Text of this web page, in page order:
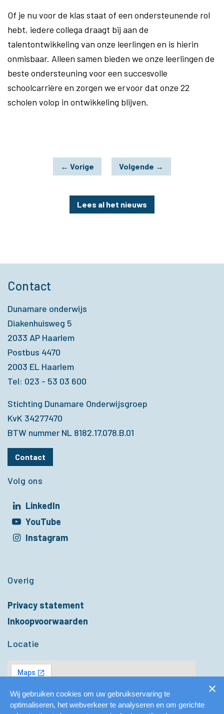
Of je nu voor de klas staat of een ondersteunende rol
hebt, iedere collega draagt bij aan de
talentontwikkeling van onze leerlingen en is hierin
onmisbaar. Alleen samen bieden we onze leerlingen de
beste ondersteuning voor een succesvolle
schoolcarrière en zorgen we ervoor dat onze 22
scholen volop in ontwikkeling blijven.
← Vorige Volgende →
Lees al het nieuws
Contact
Dunamare onderwijs
Diakenhuisweg 5
2033 AP Haarlem
Postbus 4470
2003 EL Haarlem
Tel: 023 - 53 03 600
Stichting Dunamare Onderwijsgroep
KvK 34277470
BTW nummer NL 8182.17.078.B.01
Contact
Volg ons
LinkedIn
in een nieuw venster
YouTube
in een nieuw venster
Instagram
Overig
Privacy statement
Inkoopvoorwaarden
Locatie
Wij gebruiken cookies om uw gebruikservaring te
optimaliseren, het webverkeer te analyseren en om gerichte